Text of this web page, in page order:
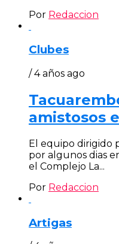
Por Redaccion
Clubes
/ 4 años ago
amistosos
El equipo dirigido
por algunos dias
el Complejo La...
Por Redaccion
Artigas